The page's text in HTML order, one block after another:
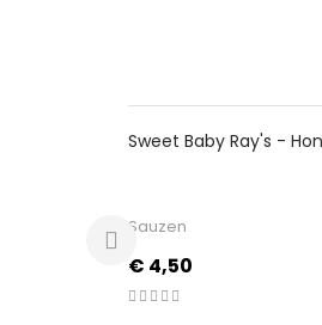
Baby Ray's - Honey